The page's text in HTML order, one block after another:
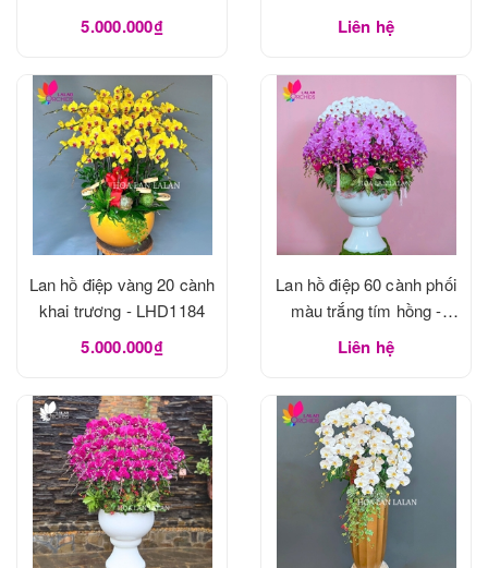
5.000.000₫ Liên hệ
Lan hồ điệp vàng 20 cành
khai trương - LHD1184
5.000.000₫
Lan hồ điệp 60 cành phối
màu trắng tím hồng -
LHD1183
Liên hệ